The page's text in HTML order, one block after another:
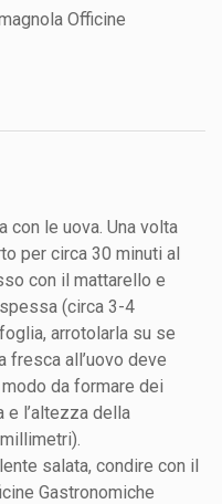
Officine
con le uova. Una volta
per circa 30 minuti al
con il mattarello e
(circa 3-4
arrotolarla su se
fresca all’uovo deve
da formare dei
e l’altezza della
salata, condire con il
Gastronomiche